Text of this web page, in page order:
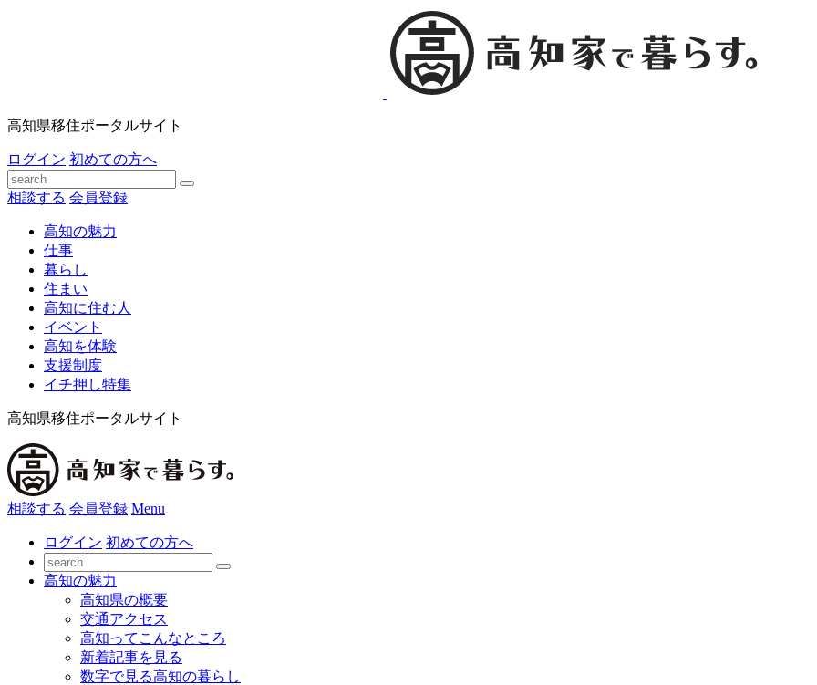
高知県移住ポータルサイト
ログイン 初めての方へ
相談する 会員登録
高知の魅力
仕事
暮らし
住まい
高知に住む人
イベント
高知を体験
支援制度
イチ押し特集
高知県移住ポータルサイト
相談する 会員登録 Menu
ログイン 初めての方へ
高知の魅力
高知県の概要
交通アクセス
高知ってこんなところ
新着記事を見る
数字で見る高知の暮らし